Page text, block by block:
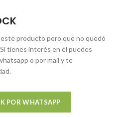
producto pero que no quedó
tienes interés en él puedes
o por mail y te
POR WHATSAPP